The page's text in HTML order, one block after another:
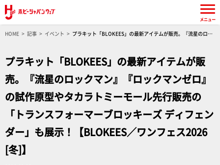
HOME 記事 イベント
プラキット「BLOKEES」の最新アイテムが販売。『流星のロッ
プラキット「BLOKEES」の最新アイテムが販
売。『流星のロックマン』『ロックマンゼロ』
の試作原型やタカラトミーモール先行販売の
「トランスフォーマーブロッキーズ ディフェン
ダー」も展示！【BLOKEES／ワンフェス2026
[冬]】
メニュー